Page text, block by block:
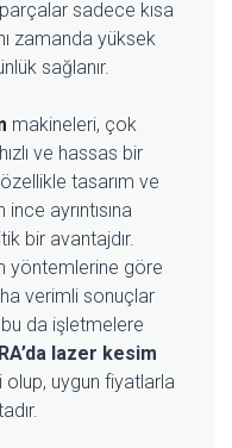
sadece kısa
zamanda yüksek
sağlanır.
makineleri, çok
ve hassas bir
tasarım ve
ayrıntısına
bir avantajdır.
yöntemlerine göre
verimli sonuçlar
da işletmelere
lazer kesim
uygun fiyatlarla